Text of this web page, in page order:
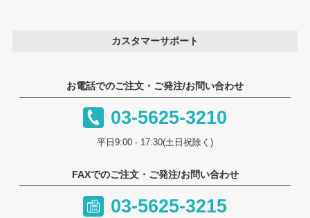
カスタマーサポート
お電話でのご注文・ご発注/お問い合わせ
03-5625-3210
平日9:00 - 17:30(土日祝除く)
FAXでのご注文・ご発注/お問い合わせ
03-5625-3215